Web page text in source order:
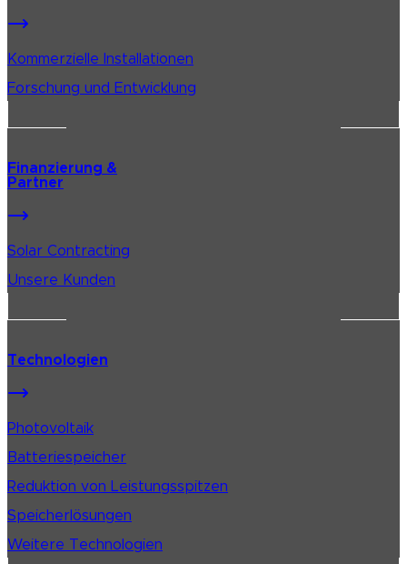
Kommerzielle Installationen
Forschung und Entwicklung
Finanzierung &
Partner
Solar Contracting
Unsere Kunden
Technologien
Photovoltaik
Batteriespeicher
Reduktion von Leistungsspitzen
Speicherlösungen
Weitere Technologien